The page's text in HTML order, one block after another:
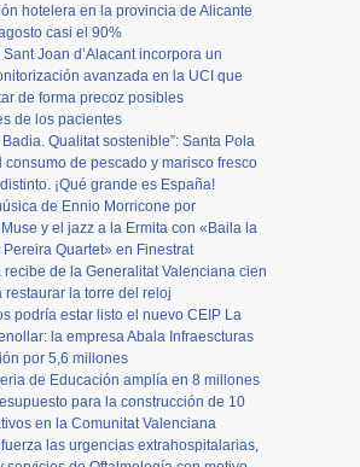
hotelera en la provincia de Alicante
casi el 90%
Sant Joan d’Alacant incorpora un
avanzada en la UCI que
de forma precoz posibles
de los pacientes
Badia. Qualitat sostenible”: Santa Pola
consumo de pescado y marisco fresco
¡Qué grande es España!
de Ennio Morricone por
Muse y el jazz a la Ermita con «Baila la
Pereira Quartet» en Finestrat
recibe de la Generalitat Valenciana cien
restaurar la torre del reloj
podría estar listo el nuevo CEIP La
la empresa Abala Infraescturas
por 5,6 millones
de Educación amplía en 8 millones
para la construcción de 10
en la Comunitat Valenciana
las urgencias extrahospitalarias,